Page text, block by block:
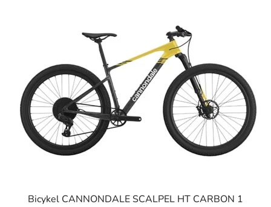
Bicykel CANNONDALE SCALPEL HT CARBON 1